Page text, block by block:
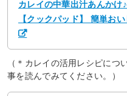
カレイの中華出汁あんか
【クックパッド】 簡単お
（＊カレイの活用レシピにつ
事を読んでみてください。）